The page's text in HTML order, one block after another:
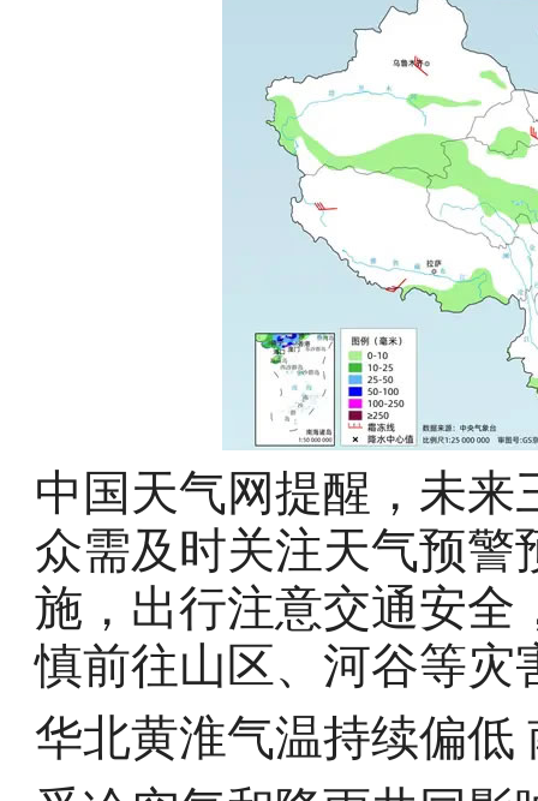
中国天气网提醒，未
众需及时关注天气预警
施，出行注意交通安全
慎前往山区、河谷等灾
华北黄淮气温持续偏低